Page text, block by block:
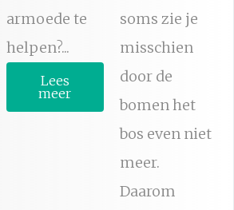
armoede te
helpen?...
Lees
meer
soms zie je
misschien
door de
bomen het
bos even niet
meer.
Daarom